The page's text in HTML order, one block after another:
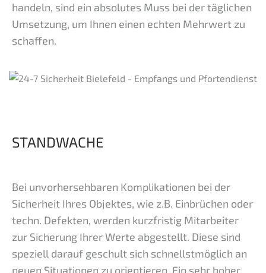
handeln, sind ein absolutes Muss bei der täglichen
Umsetzung, um Ihnen einen echten Mehrwert zu
schaffen.
STANDWACHE
Bei unvorhersehbaren Komplikationen bei der
Sicherheit Ihres Objektes, wie z.B. Einbrüchen oder
techn. Defekten, werden kurzfristig Mitarbeiter
zur Sicherung Ihrer Werte abgestellt. Diese sind
speziell darauf geschult sich schnellstmöglich an
neuen Situationen zu orientieren. Ein sehr hoher